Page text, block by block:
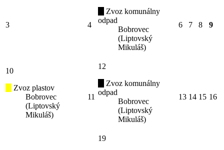
3 4
Zvoz komunálny
odpad
Bobrovec
(Liptovský
Mikuláš)
6 7 8 9
10
Zvoz plastov
Bobrovec
(Liptovský
Mikuláš)
11
12
Zvoz komunálny
odpad
Bobrovec
(Liptovský
Mikuláš)
13 14 15 16
19